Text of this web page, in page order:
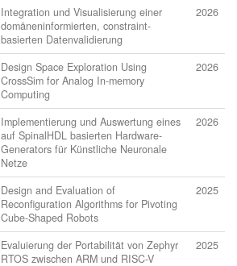
Integration und Visualisierung einer
domäneninformierten, constraint-
basierten Datenvalidierung
2026
Design Space Exploration Using
CrossSim for Analog In-memory
Computing
2026
Implementierung und Auswertung eines
auf SpinalHDL basierten Hardware-
Generators für Künstliche Neuronale
Netze
2026
Design and Evaluation of
Reconfiguration Algorithms for Pivoting
Cube-Shaped Robots
2025
Evaluierung der Portabilität von Zephyr
RTOS zwischen ARM und RISC-V
2025